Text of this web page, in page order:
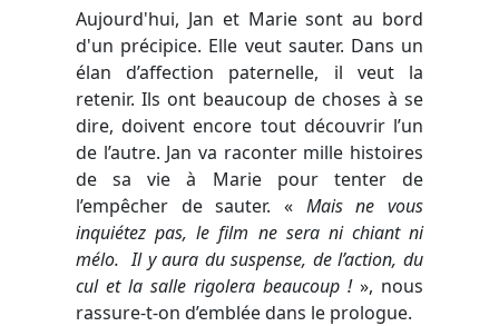
Aujourd'hui, Jan et Marie sont au bord
d'un précipice. Elle veut sauter. Dans un
élan d’affection paternelle, il veut la
retenir. Ils ont beaucoup de choses à se
dire, doivent encore tout découvrir l’un
de l’autre. Jan va raconter mille histoires
de sa vie à Marie pour tenter de
l’empêcher de sauter. « Mais ne vous
inquiétez pas, le film ne sera ni chiant ni
mélo. Il y aura du suspense, de l’action, du
cul et la salle rigolera beaucoup ! », nous
rassure-t-on d’emblée dans le prologue.